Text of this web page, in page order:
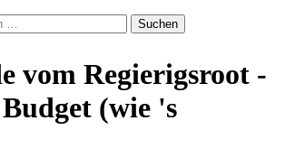
vom Regierigsroot -
(wie 's